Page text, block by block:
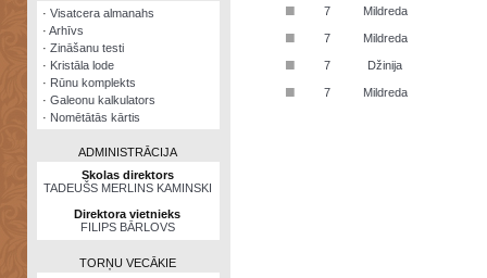
·Visatcera almanahs
·Arhīvs
·Zināšanu testi
· Kristāla lode
· Rūnu komplekts
·Galeonu kalkulators
· Nomētātās kārtis
ADMINISTRĀCIJA
Skolas direktors
TADEUŠS MERLINS KAMINSKI
Direktora vietnieks
FILIPS BĀRLOVS
TORŅU VECĀKIE
■ 7 Mildreda
■ 7 Mildreda
■ 7 Džinija
■ 7 Mildreda